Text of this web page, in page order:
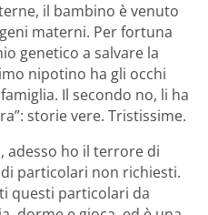
il bambino è venuto
materni. Per fortuna
genetico a salvare la
nipotino ha gli occhi
Il secondo no, li ha
storie vere. Tristissime.
adesso ho il terrore di
particolari non richiesti.
questi particolari da